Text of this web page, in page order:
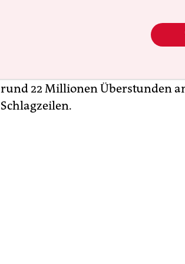
appellieren, „der Staat wäre gut
investieren“. Bundesweit griffen
rund 22 Millionen Überstunden
Schlagzeilen.